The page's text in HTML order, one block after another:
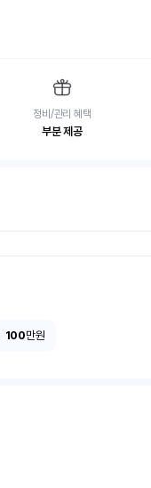
정비/관리 혜택
부분 제공
100만원